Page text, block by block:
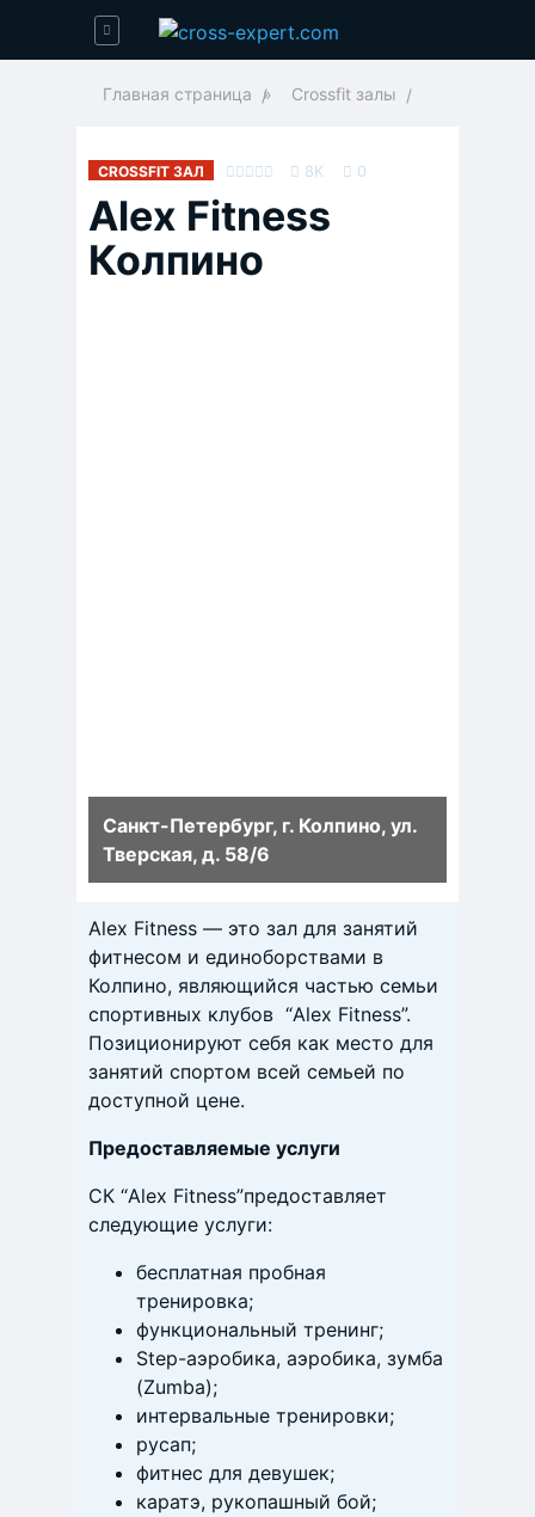
Главная страница » Crossfit залы
CROSSFIT ЗАЛ 8K 0
Alex Fitness
Колпино
Санкт-Петербург, г. Колпино, ул.
Тверская, д. 58/6
Alex Fitness — это зал для занятий
фитнесом и единоборствами в
Колпино, являющийся частью семьи
спортивных клубов “Alex Fitness”.
Позиционируют себя как место для
занятий спортом всей семьей по
доступной цене.
Предоставляемые услуги
СК “Alex Fitness”предоставляет
следующие услуги:
бесплатная пробная
тренировка;
функциональный тренинг;
Step-аэробика, аэробика, зумба
(Zumba);
интервальные тренировки;
русап;
фитнес для девушек;
каратэ, рукопашный бой;